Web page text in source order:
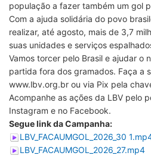
população a fazer também um gol
Com a ajuda solidária do povo
realizar, até agosto, mais de 3,7
suas unidades e serviços
Vamos torcer pelo Brasil e ajudar o
partida fora dos gramados. Faça a
www.lbv.org.br ou via Pix pela
Acompanhe as ações da LBV pelo
Instagram e no Facebook.
Segue link da Campanha:
LBV_FACAUMGOL_2026_30
LBV_FACAUMGOL_2026_27.mp4